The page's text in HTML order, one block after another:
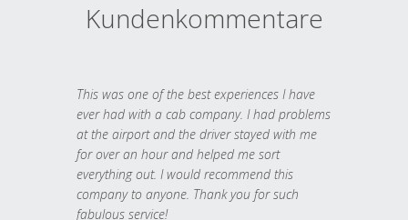
Kundenkommentare
This was one of the best experiences I have
ever had with a cab company. I had problems
at the airport and the driver stayed with me
for over an hour and helped me sort
everything out. I would recommend this
company to anyone. Thank you for such
fabulous service!